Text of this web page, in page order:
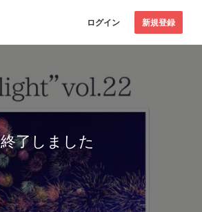
ログイン 新規登録
終了しました